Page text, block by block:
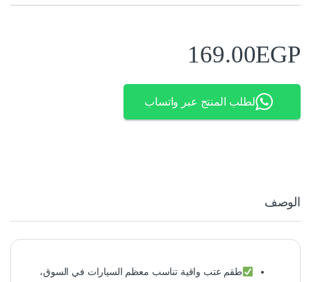
169.00EGP
لطلب المنتج عبر واتساب
الوصف
طقم عتب واقية تناسب معظم السيارات في السوق،